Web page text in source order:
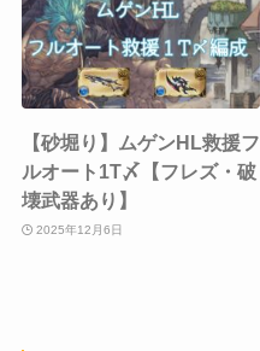
【砂堀り】ムゲンHL救援フ
ルオート1T〆【フレズ・破
壊武器あり】
2025年12月6日